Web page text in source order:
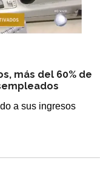
más del 60% de
a sus ingresos